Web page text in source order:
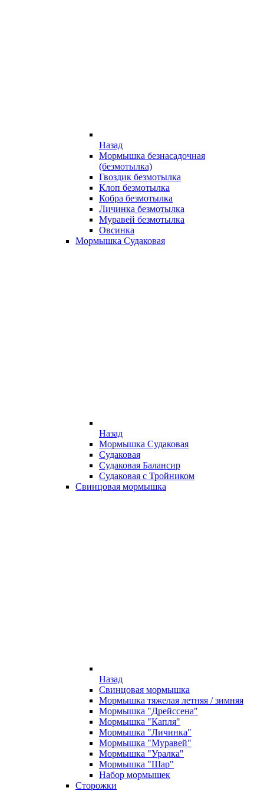
Назад
Мормышка безнасадочная
(безмотылка)
Гвоздик безмотылка
Клоп безмотылка
Кобра безмотылка
Личинка безмотылка
Муравей безмотылка
Овсинка
Мормышка Судаковая
Назад
Мормышка Судаковая
Судаковая
Судаковая Балансир
Судаковая с Тройником
Свинцовая мормышка
Назад
Свинцовая мормышка
Мормышка тяжелая летняя / зимняя
Мормышка "Дрейссена"
Мормышка "Капля"
Мормышка "Личинка"
Мормышка "Муравей"
Мормышка "Уралка"
Мормышка "Шар"
Набор мормышек
Сторожки